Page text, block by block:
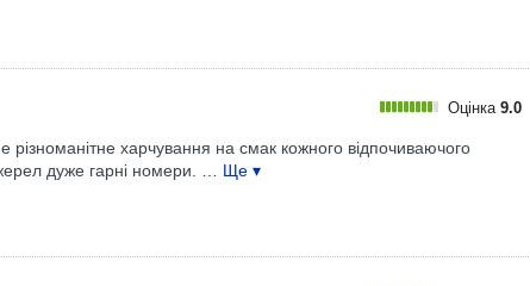
Оцінка 9.0
різноманітне харчування на смак кожного відпочиваючого
дуже гарні номери.
… Ще ▾